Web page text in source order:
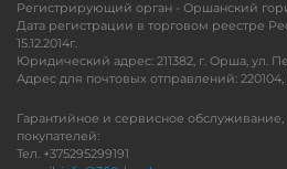
Регистрирующий орган - Оршанский
Дата регистрации в торговом реестре
15.12.2014г.
Юридический адрес: 211382, г. Орша, ул.
Адрес для почтовых отправлений: 220104,
Гарантийное и сервисное
покупателей:
Тел. +375295299191